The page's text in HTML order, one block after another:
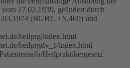
17.02.1939, geändert durch
(BGB1. I S.469) und
heilprg/index.html
heilprgdv_1/index.html
Heilpraktikergesetz